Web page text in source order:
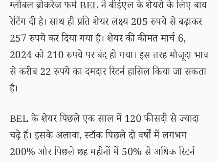
ग्लोबल ब्रोकरेज फर्म BEL ने बीईएल के शेयरों के लिए बाय
रेटिंग दी है। साथ ही प्रति शेयर लक्ष्य 205 रुपये से बढ़ाकर
257 रुपये कर दिया गया है। शेयर की कीमत मार्च 6,
2024 को 210 रुपये पर बंद हो गया। इस तरह मौजूदा भाव
से करीब 22 रुपये का दमदार रिटर्न हासिल किया जा सकता
है।
BEL के शेयर पिछले एक साल में 120 फीसदी से ज्यादा
चढ़े हैं। इसके अलावा, स्टॉक पिछले दो वर्षों में लगभग
200% और पिछले छह महीनों में 50% से अधिक रिटर्न